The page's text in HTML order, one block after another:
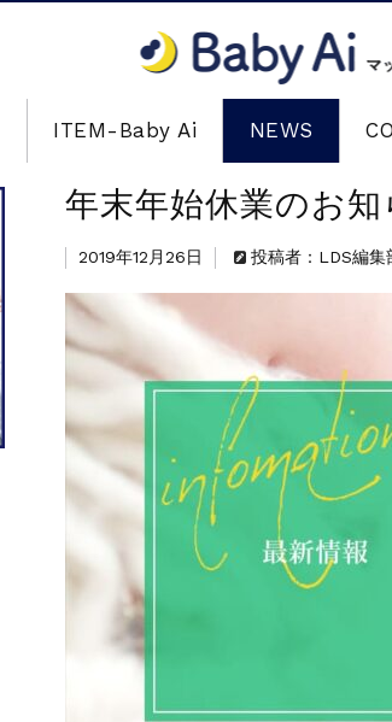
ITEM-Baby Ai NEWS
年末年始休業のお
2019年12月26日 投稿者：LDS編集